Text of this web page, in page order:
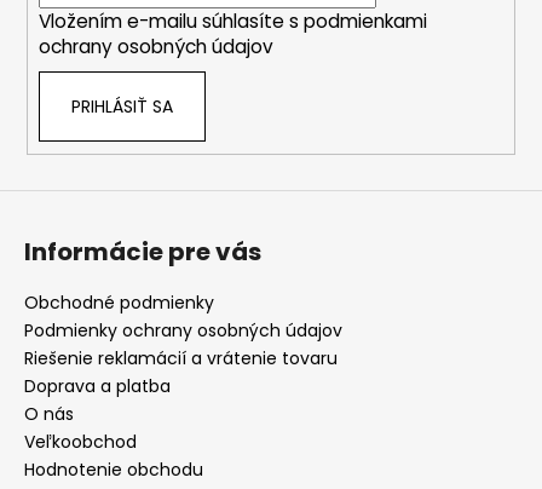
Vložením e-mailu súhlasíte s podmienkami
ochrany osobných údajov
PRIHLÁSIŤ SA
Informácie pre vás
Obchodné podmienky
Podmienky ochrany osobných údajov
Riešenie reklamácií a vrátenie tovaru
Doprava a platba
O nás
Veľkoobchod
Hodnotenie obchodu